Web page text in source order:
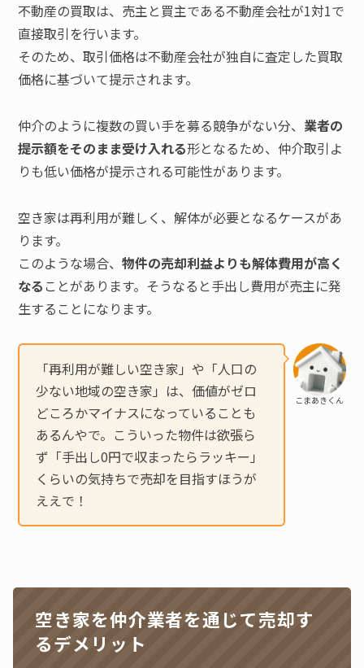
不動産の買取は、売主と買主である不動産会社が1対1で
直接取引を行います。
そのため、取引価格は不動産会社が独自に査定した買取
価格に基づいて提示されます。
仲介のように複数の買い手を募る競争がない分、 業者の
提示額をそのまま受け入れる形となるため、仲介取引よ
りも低い価格が提示される可能性があります。
空き家は再利用が難しく、解体が必要となるケースがあ
ります。
このような場合、物件の売却利益よりも解体費用が高く
なる ことがあります。そうなると手出し費用が売主に発
生することになります。
こまあきくん
「再利用が難しい空き家」や「人口の
少ない地域の空き家」は、価値がゼロ
どころかマイナスになっていることも
あるんやで。こういった物件は欲張ら
ず「手出し0円で収まったらラッキー」
くらいの気持ちで売却を目指すほうが
ええで！
空き家を仲介業者を通じて売却す
るデメリット